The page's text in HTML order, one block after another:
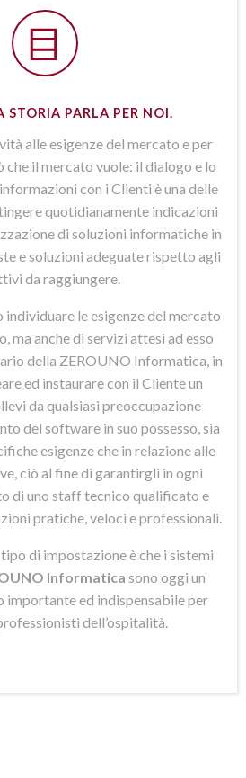
STORIA PARLA PER NOI.
alle esigenze del mercato e per
che il mercato vuole: il dialogo e lo
con i Clienti è una delle
quotidianamente indicazioni
di soluzioni informatiche in
e soluzioni adeguate rispetto agli
da raggiungere.
individuare le esigenze del mercato
ma anche di servizi attesi ad esso
della ZEROUNO Informatica, in
ed instaurare con il Cliente un
da qualsiasi preoccupazione
del software in suo possesso, sia
esigenze che in relazione alle
ciò al fine di garantirgli in ogni
di uno staff tecnico qualificato e
pratiche, veloci e professionali.
di impostazione è che i sistemi
Informatica sono oggi un
ed indispensabile per
dell’ospitalità.